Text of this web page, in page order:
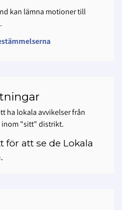
kan lämna motioner till
ha lokala avvikelser från
inom "sitt" distrikt.
att se de Lokala